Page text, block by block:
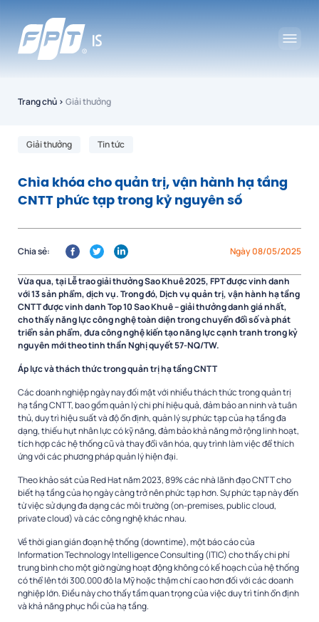
Trang chủ › Giải thưởng
Giải thưởng Tin tức
Chìa khóa cho quản trị, vận hành hạ tầng
CNTT phức tạp trong kỷ nguyên số
Ngày 08/05/2025
Chia sẻ:
Vừa qua, tại Lễ trao giải thưởng Sao Khuê 2025, FPT được vinh danh
với 13 sản phẩm, dịch vụ. Trong đó, Dịch vụ quản trị, vận hành hạ tầng
CNTT được vinh danh Top 10 Sao Khuê – giải thưởng danh giá nhất,
cho thấy năng lực công nghệ toàn diện trong chuyển đổi số và phát
triển sản phẩm, đưa công nghệ kiến tạo năng lực cạnh tranh trong kỷ
nguyên mới theo tinh thần Nghị quyết 57-NQ/TW.
Áp lực và thách thức trong quản trị hạ tầng CNTT
Các doanh nghiệp ngày nay đối mặt với nhiều thách thức trong quản trị
hạ tầng CNTT, bao gồm quản lý chi phí hiệu quả, đảm bảo an ninh và tuân
thủ, duy trì hiệu suất và độ ổn định, quản lý sự phức tạp của hạ tầng đa
dạng, thiếu hụt nhân lực có kỹ năng, đảm bảo khả năng mở rộng linh hoạt,
tích hợp các hệ thống cũ và thay đổi văn hóa, quy trình làm việc để thích
ứng với các phương pháp quản lý hiện đại.
Theo khảo sát của Red Hat năm 2023, 89% các nhà lãnh đạo CNTT cho
biết hạ tầng của họ ngày càng trở nên phức tạp hơn. Sự phức tạp này đến
từ việc sử dụng đa dạng các môi trường (on-premises, public cloud,
private cloud) và các công nghệ khác nhau.
Về thời gian gián đoạn hệ thống (downtime), một báo cáo của
Information Technology Intelligence Consulting (ITIC) cho thấy chi phí
trung bình cho một giờ ngừng hoạt động không có kế hoạch của hệ thống
có thể lên tới 300.000 đô la Mỹ hoặc thậm chí cao hơn đối với các doanh
nghiệp lớn. Điều này cho thấy tầm quan trọng của việc duy trì tính ổn định
và khả năng phục hồi của hạ tầng.